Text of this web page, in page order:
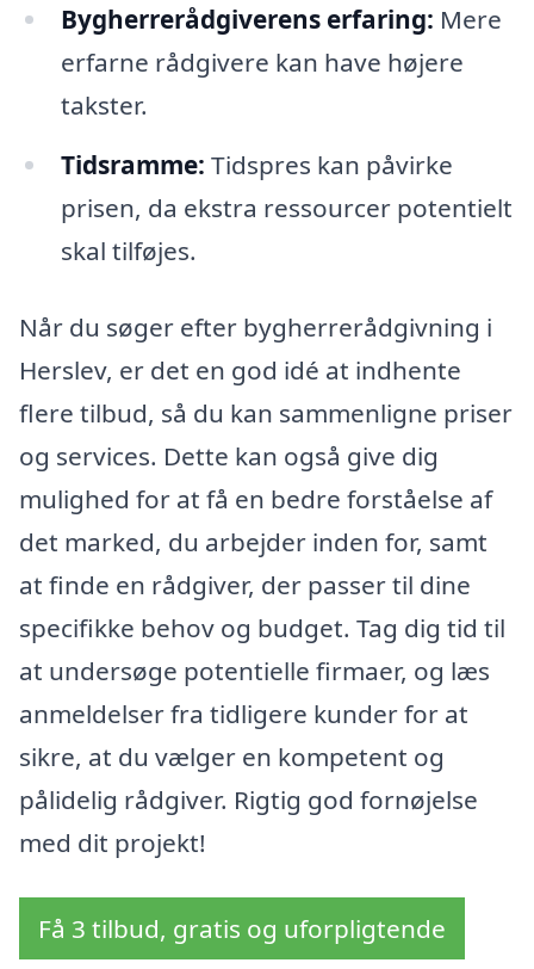
Bygherrerådgiverens erfaring: Mere
erfarne rådgivere kan have højere
takster.
Tidsramme: Tidspres kan påvirke
prisen, da ekstra ressourcer potentielt
skal tilføjes.
Når du søger efter bygherrerådgivning i
Herslev, er det en god idé at indhente
flere tilbud, så du kan sammenligne priser
og services. Dette kan også give dig
mulighed for at få en bedre forståelse af
det marked, du arbejder inden for, samt
at finde en rådgiver, der passer til dine
specifikke behov og budget. Tag dig tid til
at undersøge potentielle firmaer, og læs
anmeldelser fra tidligere kunder for at
sikre, at du vælger en kompetent og
pålidelig rådgiver. Rigtig god fornøjelse
med dit projekt!
Få 3 tilbud, gratis og uforpligtende